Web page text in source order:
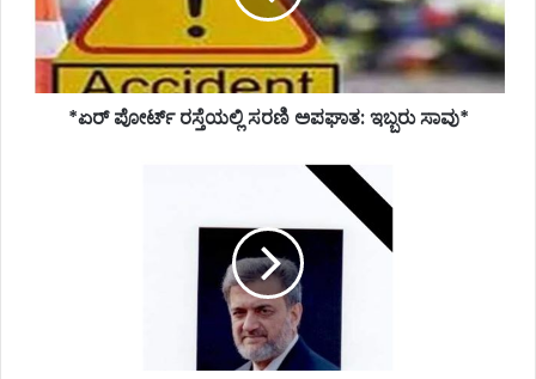
ಇಬ್ಬರು
ಸಾವು*
*ಏರ್ ಪೋರ್ಟ್ ರಸ್ತೆಯಲ್ಲಿ ಸರಣಿ ಅಪಘಾತ: ಇಬ್ಬರು ಸಾವು*